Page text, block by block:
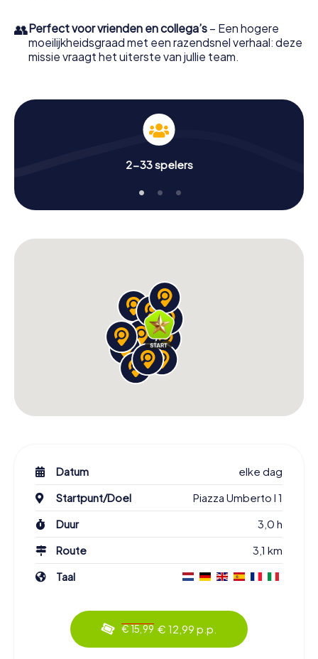
👥Perfect voor vrienden en collega’s – Een hogere
moeilijkheidsgraad met een razendsnel verhaal: deze
missie vraagt het uiterste van jullie team.
2-33 spelers
Datum
elke dag
Startpunt/Doel
Piazza Umberto I 1
Duur
3,0 h
Route
3,1 km
Taal
€ 15,99 € 12,99 p.p.